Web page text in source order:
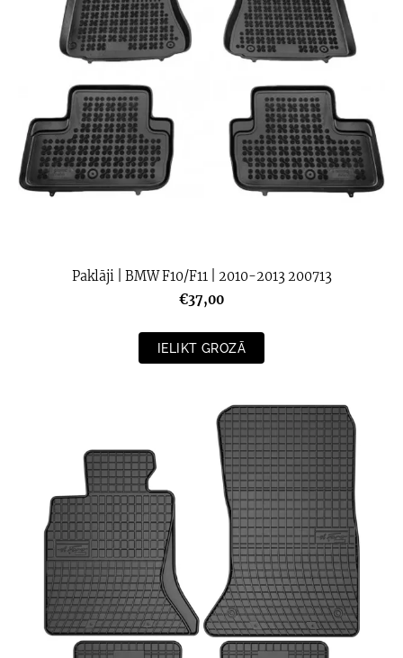
Paklāji | BMW F10/F11 | 2010-2013 200713
€37,00
IELIKT GROZĀ